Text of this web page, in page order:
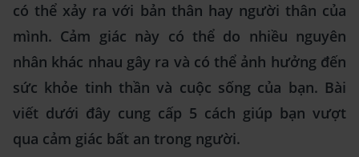
có thể xảy ra với bản thân hay người thân của
mình. Cảm giác này có thể do nhiều nguyên
nhân khác nhau gây ra và có thể ảnh hưởng đến
sức khỏe tinh thần và cuộc sống của bạn. Bài
viết dưới đây cung cấp 5 cách giúp bạn vượt
qua cảm giác bất an trong người.